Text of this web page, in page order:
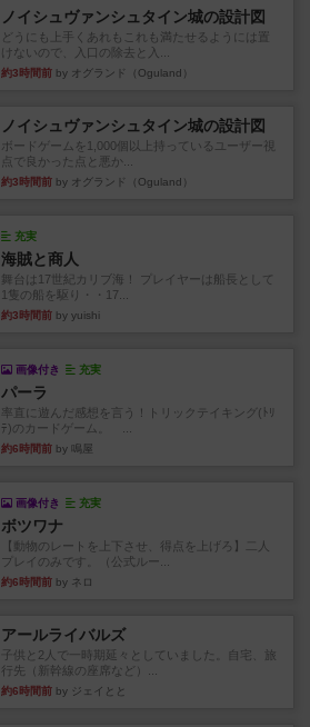
ノイシュヴァンシュタイン城の設計図
どうにも上手くあれもこれも満たせるようには置
けないので、入口の除去と入...
約3時間前 by オグランド（Oguland）
ノイシュヴァンシュタイン城の設計図
ボードゲームを1,000個以上持っているユーザー視
点で良かった点と悪か...
約3時間前 by オグランド（Oguland）
充実
海賊と商人
舞台は17世紀カリブ海！ プレイヤーは船長として
1隻の船を駆り・・17...
約3時間前 by yuishi
画像付き 充実
パーラ
率直に遊んだ感想を言う！トリックテイキング(ﾄﾘ
ﾃ)のカードゲーム。 ...
約6時間前 by 鳴屋
画像付き 充実
ボツワナ
【動物のレートを上下させ、得点を上げろ】二人
プレイのみです。（公式ルー...
約6時間前 by ネロ
アールライバルズ
子供と2人で一時期延々としていました。自宅、旅
行先（新幹線の座席など）...
約6時間前 by ジェイとと